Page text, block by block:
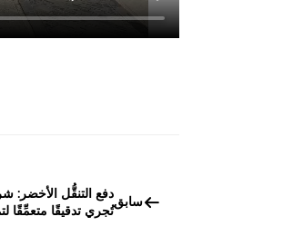
سابق
تُجري تدقيقًا متعمِّقًا